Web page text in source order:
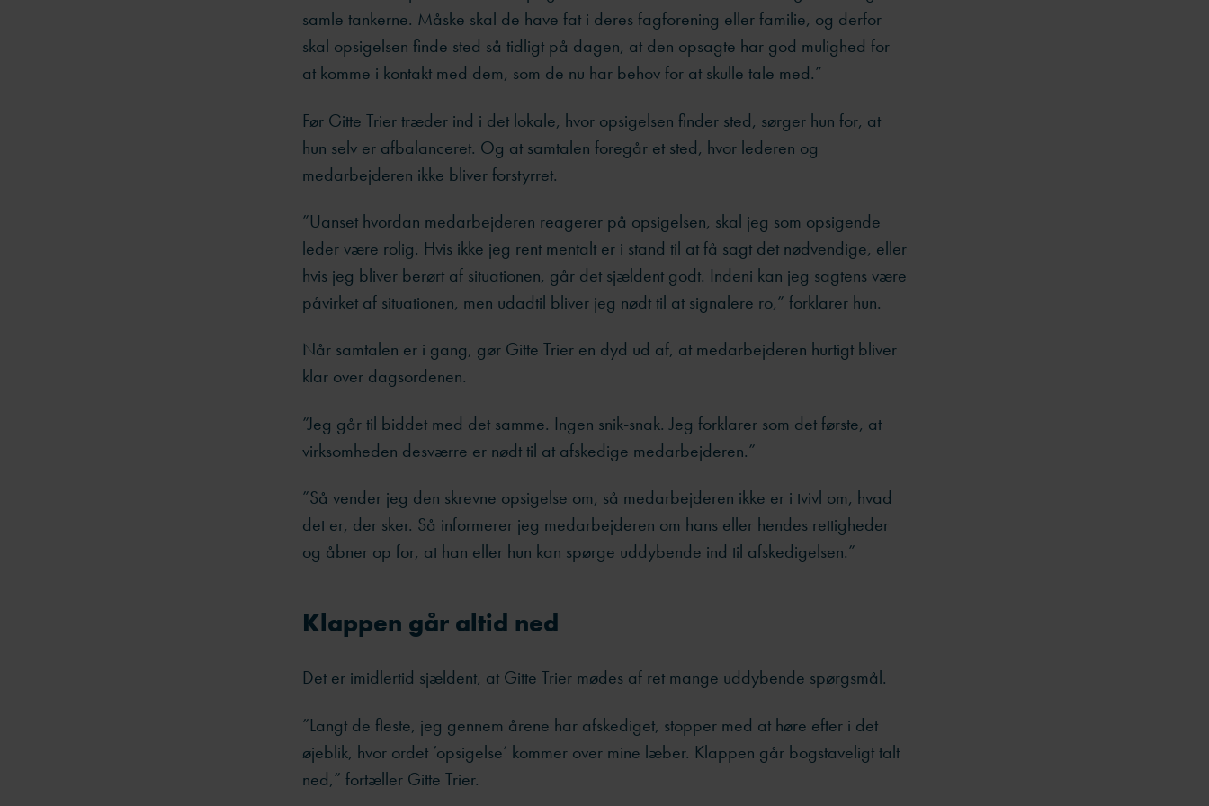
samle tankerne. Måske skal de have fat i deres fagforening eller familie, og derfor
skal opsigelsen finde sted så tidligt på dagen, at den opsagte har god mulighed for
at komme i kontakt med dem, som de nu har behov for at skulle tale med.”
Før Gitte Trier træder ind i det lokale, hvor opsigelsen finder sted, sørger hun for, at
hun selv er afbalanceret. Og at samtalen foregår et sted, hvor lederen og
medarbejderen ikke bliver forstyrret.
”Uanset hvordan medarbejderen reagerer på opsigelsen, skal jeg som opsigende
leder være rolig. Hvis ikke jeg rent mentalt er i stand til at få sagt det nødvendige, eller
hvis jeg bliver berørt af situationen, går det sjældent godt. Indeni kan jeg sagtens være
påvirket af situationen, men udadtil bliver jeg nødt til at signalere ro,” forklarer hun.
Når samtalen er i gang, gør Gitte Trier en dyd ud af, at medarbejderen hurtigt bliver
klar over dagsordenen.
”Jeg går til biddet med det samme. Ingen snik-snak. Jeg forklarer som det første, at
virksomheden desværre er nødt til at afskedige medarbejderen.”
”Så vender jeg den skrevne opsigelse om, så medarbejderen ikke er i tvivl om, hvad
det er, der sker. Så informerer jeg medarbejderen om hans eller hendes rettigheder
og åbner op for, at han eller hun kan spørge uddybende ind til afskedigelsen.”
Klappen går altid ned
Det er imidlertid sjældent, at Gitte Trier mødes af ret mange uddybende spørgsmål.
”Langt de fleste, jeg gennem årene har afskediget, stopper med at høre efter i det
øjeblik, hvor ordet ’opsigelse’ kommer over mine læber. Klappen går bogstaveligt talt
ned,” fortæller Gitte Trier.